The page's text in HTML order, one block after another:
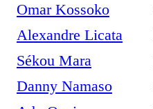
Omar Kossoko
Alexandre Licata
Sékou Mara
Danny Namaso